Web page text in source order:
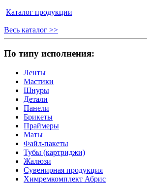
Каталог продукции
Весь каталог >>
По типу исполнения:
Ленты
Мастики
Шнуры
Детали
Панели
Брикеты
Праймеры
Маты
Файл-пакеты
Тубы (картриджи)
Жалюзи
Сувенирная продукция
Химремкомплект Абрис